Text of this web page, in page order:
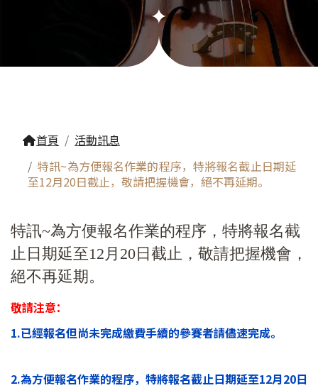
首頁
活動訊息
特訊~為方便報名作業的程序，特將報名截止日期延
至12月20日截止，敬請把握機會，絕不再延期。
特訊~為方便報名作業的程序，特將報名截
止日期延至12月20日截止，敬請把握機會，
絕不再延期。
敬請注意：
1.已經報名但尚未完成繳費手續的參賽者請儘速完成。
2.為方便報名作業的程序，特將報名截止日期延至12月20日